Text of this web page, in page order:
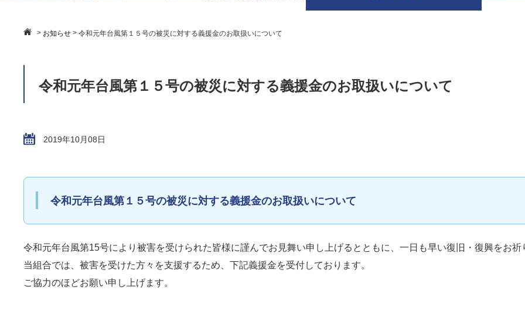
> お知らせ >令和元年台風第１５号の被災に対する義援金のお取扱いについて
令和元年台風第１５号の被災に対する義援金のお取扱いについて
2019年10月08日
令和元年台風第１５号の被災に対する義援金のお取扱いについて
令和元年台風第15号により被害を受けられた皆様に謹んでお見舞い申し上げるとともに、一日も早い復旧・復興をお祈
当組合では、被害を受けた方々を支援するため、下記義援金を受付しております。
ご協力のほどお願い申し上げます。